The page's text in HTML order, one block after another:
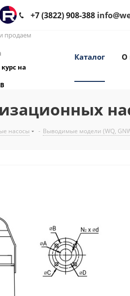
+7 (3822) 908-388
продаем
на
Каталог О
насосы - Выводимые модели (WQ,